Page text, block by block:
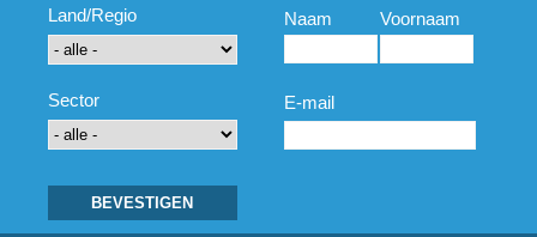
Land/Regio
Sector
Naam Voornaam
E-mail